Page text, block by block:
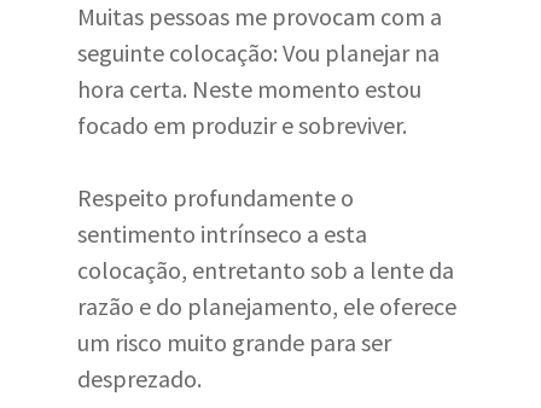
Muitas pessoas me provocam com a
seguinte colocação: Vou planejar na
hora certa. Neste momento estou
focado em produzir e sobreviver.
Respeito profundamente o
sentimento intrínseco a esta
colocação, entretanto sob a lente da
razão e do planejamento, ele oferece
um risco muito grande para ser
desprezado.